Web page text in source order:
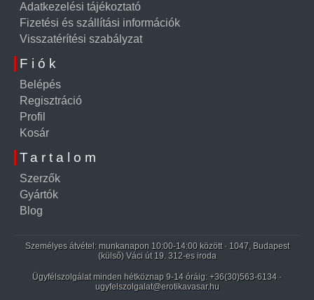
Adatkezelési tájékoztató
Fizetési és szállítási információk
Visszatérítési szabályzat
Fiók
Belépés
Regisztráció
Profil
Kosár
Tartalom
Szerzők
Gyártók
Blog
Személyes átvétel: munkanapon 10:00-14:00 között · 1047, Budapest
(külső) Váci út 19. 312-es iroda
Ügyfélszolgálat minden hétköznap 9-14 óráig: +36(30)563-6134 ·
ugyfelszolgalat@erotikavasar.hu